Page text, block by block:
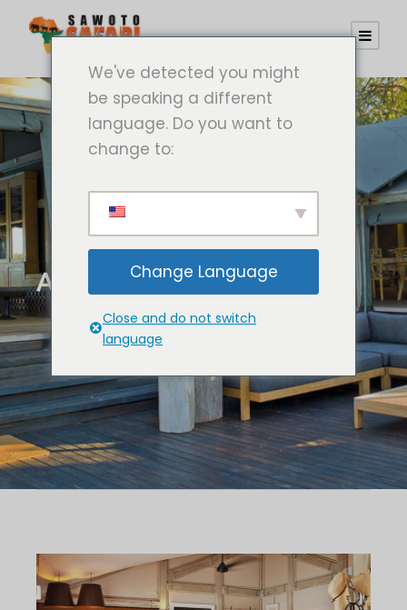
ABU-CAMP
We've detected you might
be speaking a different
language. Do you want to
change to:
Change Language
Close and do not switch
language